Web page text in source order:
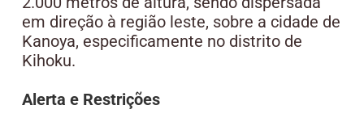
em direção à região leste, sobre a cidade de
Kanoya, especificamente no distrito de
Kihoku.
Alerta e Restrições